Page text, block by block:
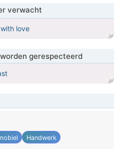
verwacht
love
gerespecteerd
Handwerk